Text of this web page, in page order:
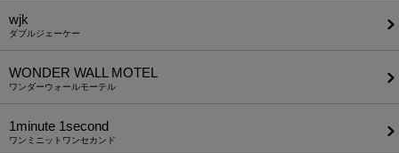
wjk
ダブルジェーケー
WONDER WALL MOTEL
ワンダーウォールモーテル
1minute​ 1second
ワンミニットワンセカンド